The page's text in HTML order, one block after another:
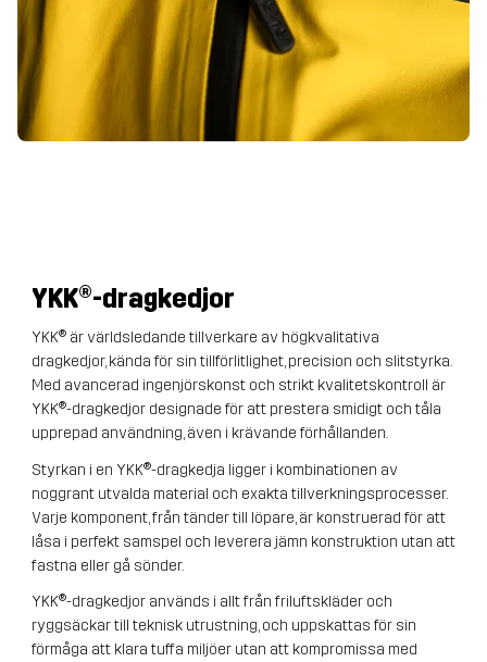
YKK®-dragkedjor
YKK® är världsledande tillverkare av högkvalitativa
dragkedjor, kända för sin tillförlitlighet, precision och slitstyrka.
Med avancerad ingenjörskonst och strikt kvalitetskontroll är
YKK®-dragkedjor designade för att prestera smidigt och tåla
upprepad användning, även i krävande förhållanden.
Styrkan i en YKK®-dragkedja ligger i kombinationen av
noggrant utvalda material och exakta tillverkningsprocesser.
Varje komponent, från tänder till löpare, är konstruerad för att
låsa i perfekt samspel och leverera jämn konstruktion utan att
fastna eller gå sönder.
YKK®-dragkedjor används i allt från friluftskläder och
ryggsäckar till teknisk utrustning, och uppskattas för sin
förmåga att klara tuffa miljöer utan att kompromissa med